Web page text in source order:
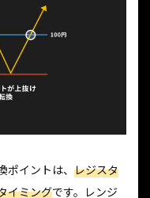
イントは、 レジスタ
イミングです。レンジ